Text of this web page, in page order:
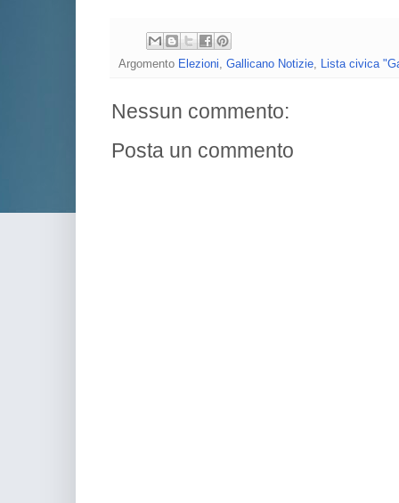
Argomento Elezioni Gallicano Notizie Lista civica
Nessun commento:
Posta un commento